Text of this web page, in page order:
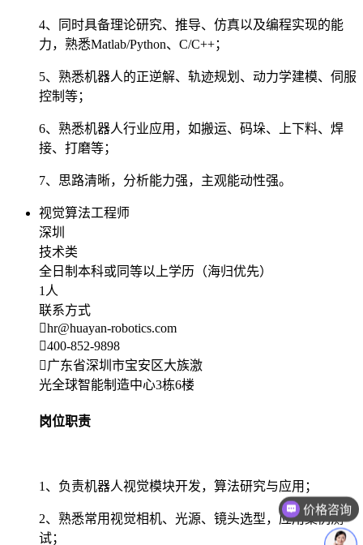
4、同时具备理论研究、推导、仿真以及编程实现的能
力，熟悉Matlab/Python、C/C++；
5、熟悉机器人的正逆解、轨迹规划、动力学建模、伺服
控制等；
6、熟悉机器人行业应用，如搬运、码垛、上下料、焊
接、打磨等；
7、思路清晰，分析能力强，主观能动性强。
视觉算法工程师
深圳
技术类
全日制本科或同等以上学历（海归优先）
1人
联系方式
hr@huayan-robotics.com
400-852-9898
广东省深圳市宝安区大族激
光全球智能制造中心3栋6楼
岗位职责
1、负责机器人视觉模块开发，算法研究与应用；
2、熟悉常用视觉相机、光源、镜头选型，应用案例测
试；
价格咨询